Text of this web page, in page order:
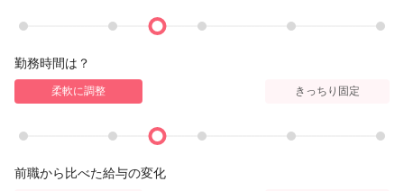
デジタルパーマ
ダメージレスクリニックデジタルパーマ
¥11000
ナチュラル縮毛矯正
¥8800
勤務時間は？
柔軟に調整 きっちり固定
前職から比べた給与の変化